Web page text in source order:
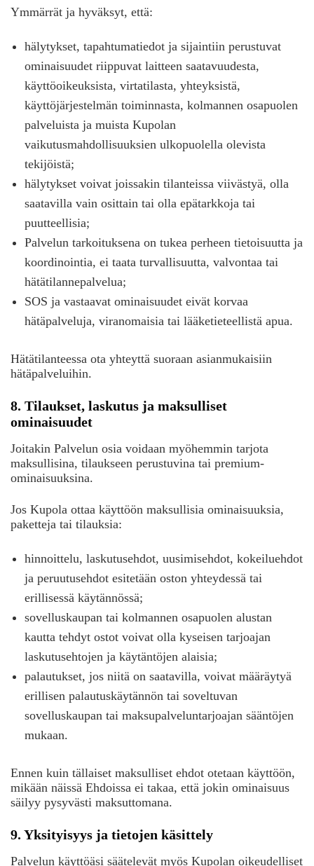
Ymmärrät ja hyväksyt, että:
hälytykset, tapahtumatiedot ja sijaintiin perustuvat
ominaisuudet riippuvat laitteen saatavuudesta,
käyttöoikeuksista, virtatilasta, yhteyksistä,
käyttöjärjestelmän toiminnasta, kolmannen osapuolen
palveluista ja muista Kupolan
vaikutusmahdollisuuksien ulkopuolella olevista
tekijöistä;
hälytykset voivat joissakin tilanteissa viivästyä, olla
saatavilla vain osittain tai olla epätarkkoja tai
puutteellisia;
Palvelun tarkoituksena on tukea perheen tietoisuutta ja
koordinointia, ei taata turvallisuutta, valvontaa tai
hätätilannepalvelua;
SOS ja vastaavat ominaisuudet eivät korvaa
hätäpalveluja, viranomaisia tai lääketieteellistä apua.
Hätätilanteessa ota yhteyttä suoraan asianmukaisiin
hätäpalveluihin.
8. Tilaukset, laskutus ja maksulliset
ominaisuudet
Joitakin Palvelun osia voidaan myöhemmin tarjota
maksullisina, tilaukseen perustuvina tai premium-
ominaisuuksina.
Jos Kupola ottaa käyttöön maksullisia ominaisuuksia,
paketteja tai tilauksia:
hinnoittelu, laskutusehdot, uusimisehdot, kokeiluehdot
ja peruutusehdot esitetään oston yhteydessä tai
erillisessä käytännössä;
sovelluskaupan tai kolmannen osapuolen alustan
kautta tehdyt ostot voivat olla kyseisen tarjoajan
laskutusehtojen ja käytäntöjen alaisia;
palautukset, jos niitä on saatavilla, voivat määräytyä
erillisen palautuskäytännön tai soveltuvan
sovelluskaupan tai maksupalveluntarjoajan sääntöjen
mukaan.
Ennen kuin tällaiset maksulliset ehdot otetaan käyttöön,
mikään näissä Ehdoissa ei takaa, että jokin ominaisuus
säilyy pysyvästi maksuttomana.
9. Yksityisyys ja tietojen käsittely
Palvelun käyttöäsi säätelevät myös Kupolan oikeudelliset